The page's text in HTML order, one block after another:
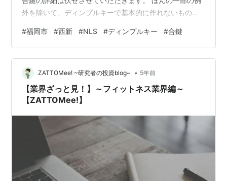
外を除いて、ディンプルキーで基本的に作れないものは
下さい。 この度は当店のご利用ありがとうございまし
た。 西新合鍵功房 福岡市早良区西新4-9-3 営業時間:10
時〜20時 電話番号:09071576969 instagramはこちら 公
式LINEからのご相談も承っております。 下記のリンクか
らご登録いただけますので是非ご活用下さい。
#福岡市 #西新 #NLS #ディンプルキー #合鍵
ZATTOMee! ~研究者の投資blog~ • 5年前
【業界ざっと見！】～フィットネス業界編～
【ZATTOMee!】